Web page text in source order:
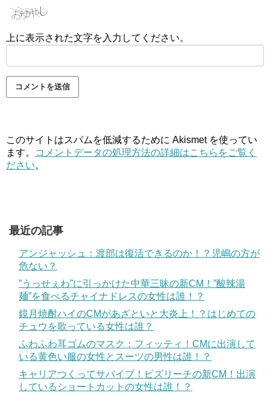
上に表示された文字を入力してください。
このサイトはスパムを低減するために Akismet を使ってい
ます。
コメントデータの処理方法の詳細はこちらをご覧く
ださい。
最近の記事
アンジャッシュ：渡部は復活できるのか！？児嶋の方が
危ない？
”うっせぇわ”に引っかけた中華三昧の新CM！”酸辣湯
麺”を食べるチャイナドレスの女性は誰！？
鏡月焼酎ハイのCMがあざといと大炎上！？はじめての
チュウを歌っている女性は誰？
ふわふわ耳ゴムのマスク：フィッティ！CMに出演して
いる黄色い服の女性とスーツの男性は誰！？
キャリアつくってサバイブ！ビズリーチの新CM！出演
しているショートカットの女性は誰！？